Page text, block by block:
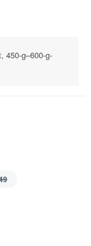
450-g–600-g-